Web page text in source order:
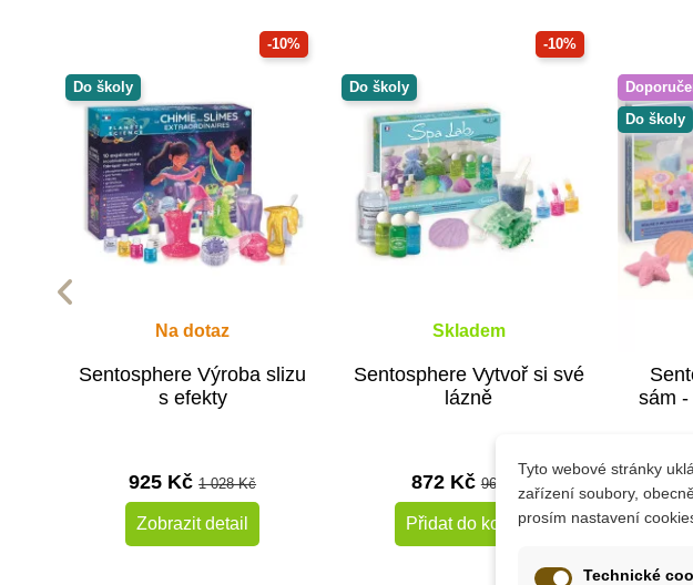
-10%
Do školy
Na dotaz
Sentosphere Výroba slizu
s efekty
925 Kč1 028 Kč
Zobrazit detail
-10%
Do školy
Skladem
Sentosphere Vytvoř si své
lázně
872 Kč969 Kč
Přidat do košíku
Do školy
sám
Tyto webové stránky
zařízení soubory,
prosím nastavení
Technické